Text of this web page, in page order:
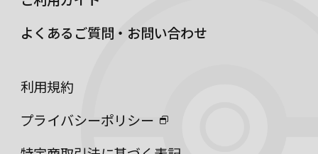
よくあるご質問・お問い合わせ
利用規約
プライバシーポリシー